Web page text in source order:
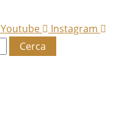
Youtube
Instagram